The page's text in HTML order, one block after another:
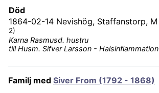
Död
1864-02-14 Nevishög, Staffanstorp, M
2)
Karna Rasmusd. hustru
till Husm. Sifver Larsson - Halsinflammation
Familj med Siver From (1792 - 1868)